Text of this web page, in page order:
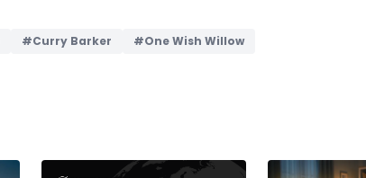
#Curry Barker #One Wish Willow